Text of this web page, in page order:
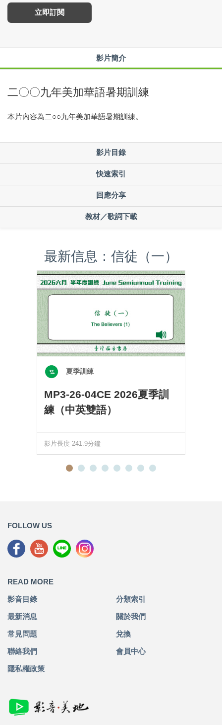
立即訂閱
影片簡介
二〇〇九年美加華語暑期訓練
本片內容為二○○九年美加華語暑期訓練。
影片目錄
快速索引
回應分享
教材／歌詞下載
最新信息：信徒（一）
夏季訓練
MP3-26-04CE 2026夏季訓
練（中英雙語）
影片長度 241.9分鐘
FOLLOW US
READ MORE
影音目錄 分類索引
最新消息 關於我們
常見問題 兌換
聯絡我們 會員中心
隱私權政策